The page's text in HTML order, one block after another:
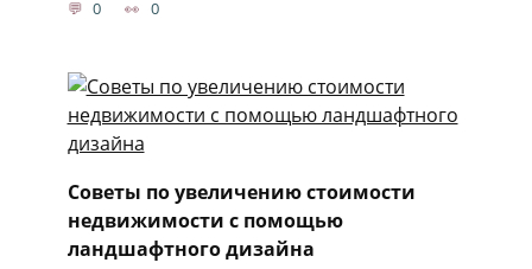
0 0
Советы по увеличению стоимости
недвижимости с помощью
ландшафтного дизайна